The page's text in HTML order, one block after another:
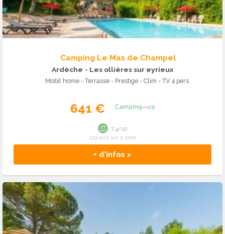
Camping Le Mas de Champel
Ardèche - Les ollières sur eyrieux
Mobil home - Terrasse - Prestige - Clim - TV 4 pers.
641 €
+ d'infos >
7.4/10
119 avis sur 5 sites